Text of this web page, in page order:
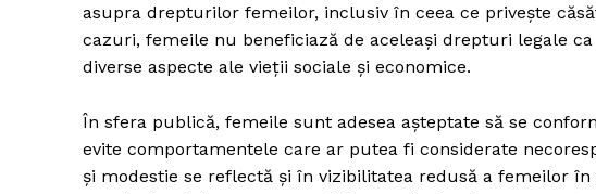
asupra drepturilor femeilor, inclusiv în ceea ce privește
cazuri, femeile nu beneficiază de aceleași drepturi legale
diverse aspecte ale vieții sociale și economice.
În sfera publică, femeile sunt adesea așteptate să se
evite comportamentele care ar putea fi considerate
și modestie se reflectă și în vizibilitatea redusă a femeilor